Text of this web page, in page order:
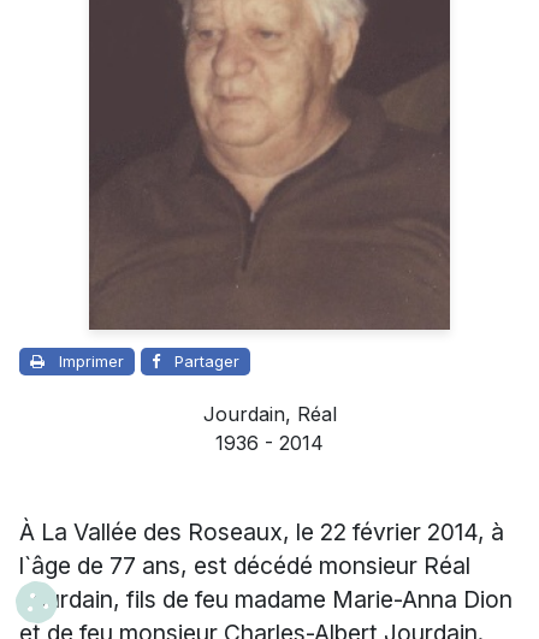
Imprimer Partager
Jourdain, Réal
1936 - 2014
À La Vallée des Roseaux, le 22 février 2014, à
l`âge de 77 ans, est décédé monsieur Réal
Jourdain, fils de feu madame Marie-Anna Dion
et de feu monsieur Charles-Albert Jourdain.